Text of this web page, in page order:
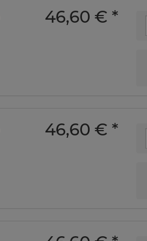
46,60 € *
46,60 € *